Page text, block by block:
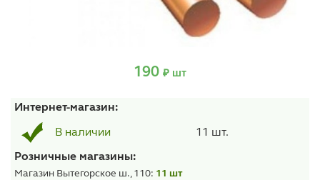
190 ₽ шт
Интернет-магазин:
В наличии 11 шт.
Розничные магазины:
Магазин Вытегорское ш., 110: 11 шт